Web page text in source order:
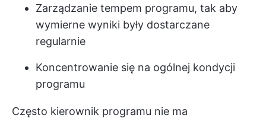
Zarządzanie tempem programu, tak aby
wymierne wyniki były dostarczane
regularnie
Koncentrowanie się na ogólnej kondycji
programu
Często kierownik programu nie ma